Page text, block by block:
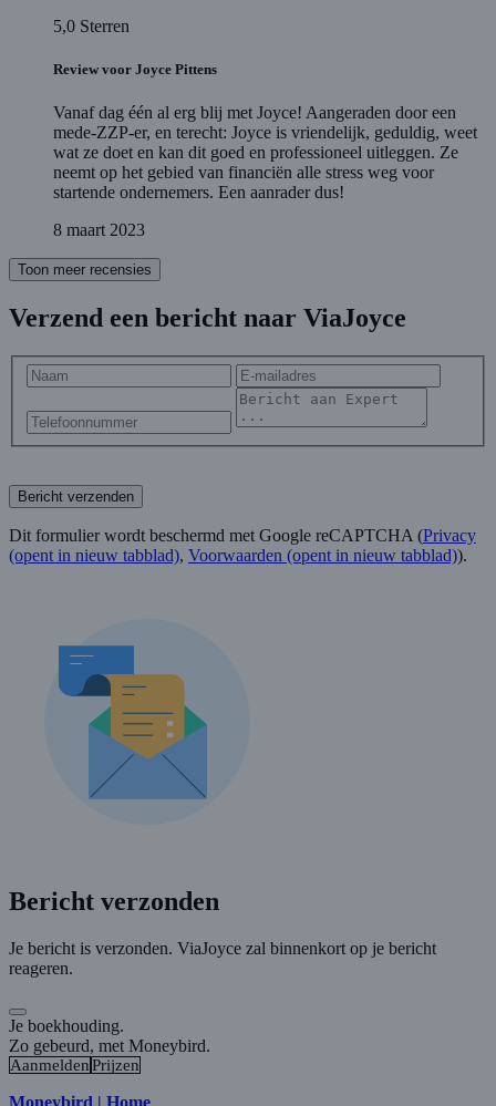
5,0 Sterren
Review voor Joyce Pittens
Vanaf dag één al erg blij met Joyce! Aangeraden door een
mede-ZZP-er, en terecht: Joyce is vriendelijk, geduldig, weet
wat ze doet en kan dit goed en professioneel uitleggen. Ze
neemt op het gebied van financiën alle stress weg voor
startende ondernemers. Een aanrader dus!
8 maart 2023
Toon meer recensies
Verzend een bericht naar ViaJoyce
Bericht verzenden
Dit formulier wordt beschermd met Google reCAPTCHA (Privacy
(opent in nieuw tabblad), Voorwaarden (opent in nieuw tabblad)).
Bericht verzonden
Je bericht is verzonden. ViaJoyce zal binnenkort op je bericht
reageren.